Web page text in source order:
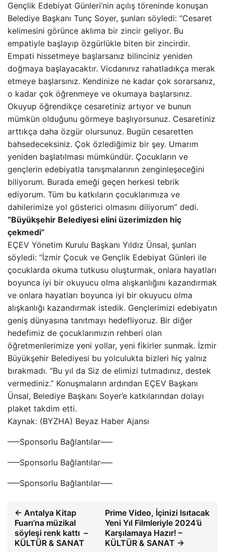
Gençlik Edebiyat Günleri’nin açılış töreninde konuşan
Belediye Başkanı Tunç Soyer, şunları söyledi: “Cesaret
kelimesini görünce aklıma bir zincir geliyor. Bu
empatiyle başlayıp özgürlükle biten bir zincirdir.
Empati hissetmeye başlarsanız bilinciniz yeniden
doğmaya başlayacaktır. Vicdanınız rahatladıkça merak
etmeye başlarsınız. Kendinize ne kadar çok sorarsanız,
o kadar çok öğrenmeye ve okumaya başlarsınız.
Okuyup öğrendikçe cesaretiniz artıyor ve bunun
mümkün olduğunu görmeye başlıyorsunuz. Cesaretiniz
arttıkça daha özgür olursunuz. Bugün cesaretten
bahsedeceksiniz. Çok özlediğimiz bir şey. Umarım
yeniden başlatılması mümkündür. Çocukların ve
gençlerin edebiyatla tanışmalarının zenginleşeceğini
biliyorum. Burada emeği geçen herkesi tebrik
ediyorum. Tüm bu katkıların çocuklarımıza ve
dahilerimize yol gösterici olmasını diliyorum” dedi.
“Büyükşehir Belediyesi elini üzerimizden hiç
çekmedi”
EÇEV Yönetim Kurulu Başkanı Yıldız Ünsal, şunları
söyledi: “İzmir Çocuk ve Gençlik Edebiyat Günleri ile
çocuklarda okuma tutkusu oluşturmak, onlara hayatları
boyunca iyi bir okuyucu olma alışkanlığını kazandırmak
ve onlara hayatları boyunca iyi bir okuyucu olma
alışkanlığı kazandırmak istedik. Gençlerimizi edebiyatın
geniş dünyasına tanıtmayı hedefliyoruz. Bir diğer
hedefimiz de çocuklarımızın rehberi olan
öğretmenlerimize yeni yollar, yeni fikirler sunmak. İzmir
Büyükşehir Belediyesi bu yolculukta bizleri hiç yalnız
bırakmadı. “Bu yıl da Siz de elimizi tutmadınız, destek
vermediniz.” Konuşmaların ardından EÇEV Başkanı
Ünsal, Belediye Başkanı Soyer’e katkılarından dolayı
plaket takdim etti.
Kaynak: (BYZHA) Beyaz Haber Ajansı
—–Sponsorlu Bağlantılar—–
—–Sponsorlu Bağlantılar—–
—–Sponsorlu Bağlantılar—–
← Antalya Kitap
Fuarı’na müzikal
söyleşi renk kattı –
KÜLTÜR & SANAT
Prime Video, İçinizi Isıtacak
Yeni Yıl Filmleriyle 2024’ü
Karşılamaya Hazır! –
KÜLTÜR & SANAT →